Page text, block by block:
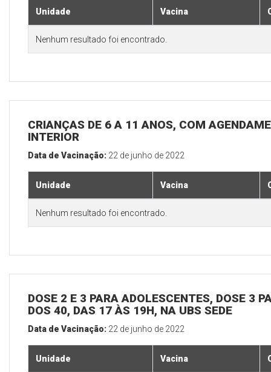
Unidade Vacina
Nenhum resultado foi encontrado.
CRIANÇAS DE 6 A 11 ANOS, COM
INTERIOR
Data de Vacinação: 22 de junho de 2022
Unidade Vacina
Nenhum resultado foi encontrado.
DOSE 2 E 3 PARA ADOLESCENTES, DOSE 3
DOS 40, DAS 17 ÀS 19H, NA UBS SEDE
Data de Vacinação: 22 de junho de 2022
Unidade Vacina